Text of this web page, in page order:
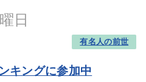
日
有名人の前世
キングに参加中